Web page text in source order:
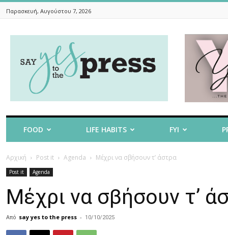
Παρασκευή, Αυγούστου 7, 2026
To
The
FOOD LIFE HABITS FYI
Αρχική Post it Agenda Μέχρι να σβήσουν τ’ άστρα
Post it Agenda
Μέχρι να σβήσουν τ’
Από say yes to the press - 10/10/2025